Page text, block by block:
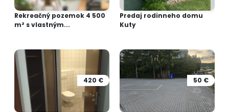
Rekreačný pozemok 4 500
m² s vlastným...
Predaj rodinneho domu
Kuty
420 € 50 €